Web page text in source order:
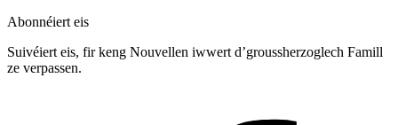
Abonnéiert eis
Suivéiert eis, fir keng Nouvellen iwwert d’groussherzoglech Famill
ze verpassen.